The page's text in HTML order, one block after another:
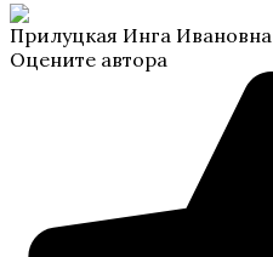
Прилуцкая Инга Ивановна
Оцените автора